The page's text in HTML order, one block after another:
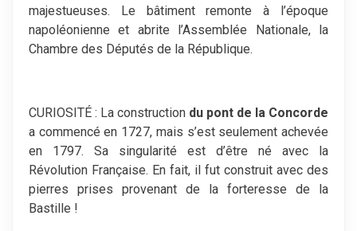
majestueuses. Le bâtiment remonte à l’époque
napoléonienne et abrite l’Assemblée Nationale, la
Chambre des Députés de la République.
CURIOSITÉ : La construction du pont de la Concorde
a commencé en 1727, mais s’est seulement achevée
en 1797. Sa singularité est d’être né avec la
Révolution Française. En fait, il fut construit avec des
pierres prises provenant de la forteresse de la
Bastille !